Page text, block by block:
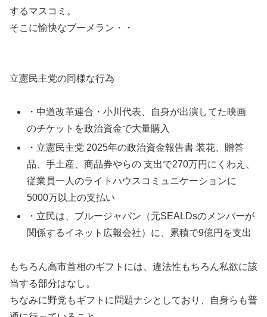
するマスコミ。
そこに愉快なブーメラン・・
立憲民主党の同様な行為
・中道改革連合・小川代表、自身が出演してた映画
のチケットを政治資金で大量購入
・立憲民主党 2025年の政治資金報告書 装花、贈答
品、手土産、商品券やらの 支出で270万円にくわえ、
従業員一人のライトハウスコミュニケーションに
5000万以上の支払い
・立民は、ブルージャパン（元SEALDsのメンバーが
関係するイネット広報会社）に、累積で9億円を支出
もちろん高市首相のギフトには、違法性もちろん私欲に該
当する部分はなし。
ちなみに野党もギフトに問題ナシとしており、自身らも普